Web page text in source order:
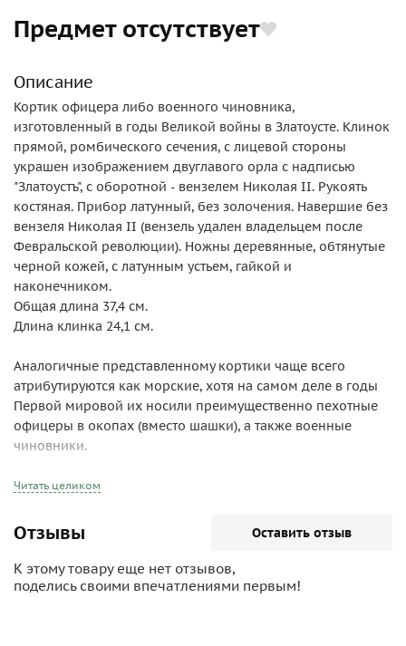
Предмет отсутствует
Описание
Кортик офицера либо военного чиновника,
изготовленный в годы Великой войны в Златоусте. Клинок
прямой, ромбического сечения, с лицевой стороны
украшен изображением двуглавого орла с надписью
"Златоустъ", с оборотной - вензелем Николая II. Рукоять
костяная. Прибор латунный, без золочения. Навершие без
вензеля Николая II (вензель удален владельцем после
Февральской революции). Ножны деревянные, обтянутые
черной кожей, с латунным устьем, гайкой и
наконечником.
Общая длина 37,4 см.
Длина клинка 24,1 см.
Аналогичные представленному кортики чаще всего
атрибутируются как морские, хотя на самом деле в годы
Первой мировой их носили преимущественно пехотные
офицеры в окопах (вместо шашки), а также военные
чиновники.
Читать целиком
Отзывы Оставить отзыв
К этому товару еще нет отзывов,
поделись своими впечатлениями первым!